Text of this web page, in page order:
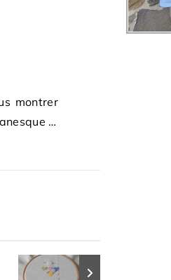
montrer
…